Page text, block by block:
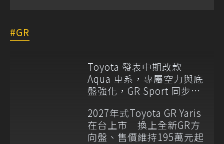
GR
Toyota 發表中期改款
Aqua 車系，專屬空力與底
盤強化，GR Sport 同步亮
2027年式Toyota GR Yaris
在台上市 換上全新GR方
向盤、售價維持195萬元起